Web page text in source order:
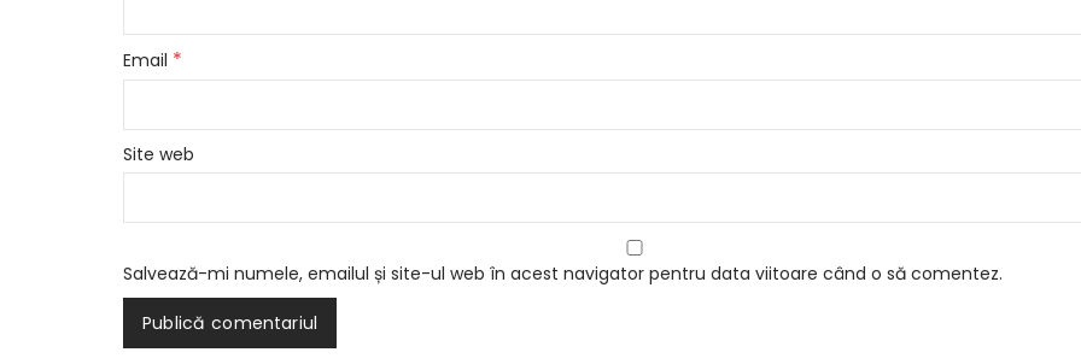
Email *
Site web
Salvează-mi numele, emailul și site-ul web în acest navigator pentru data viitoare când o să comentez.